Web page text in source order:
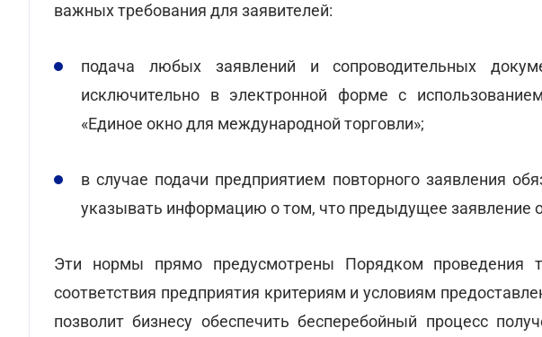
важных требования для заявителей:
подача любых заявлений и сопроводительных
исключительно в электронной форме с использованием
«Единое окно для международной торговли»;
в случае подачи предприятием повторного заявления
указывать информацию о том, что предыдущее заявление
Эти нормы прямо предусмотрены Порядком проведения
соответствия предприятия критериям и условиям
позволит бизнесу обеспечить бесперебойный процесс